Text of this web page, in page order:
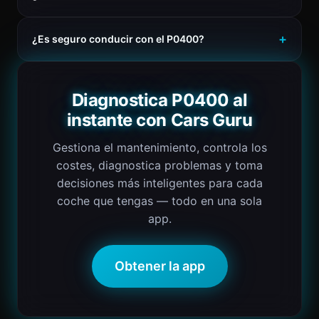
¿Es seguro conducir con el P0400?
Diagnostica P0400 al
instante con Cars Guru
Gestiona el mantenimiento, controla los
costes, diagnostica problemas y toma
decisiones más inteligentes para cada
coche que tengas — todo en una sola
app.
Obtener la app